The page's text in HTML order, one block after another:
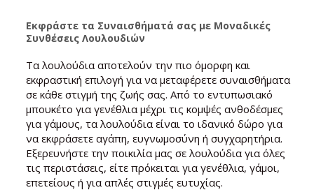
Εκφράστε τα Συναισθήματά σας με Μοναδικές
Συνθέσεις Λουλουδιών
Τα λουλούδια αποτελούν την πιο όμορφη και
εκφραστική επιλογή για να μεταφέρετε συναισθήματα
σε κάθε στιγμή της ζωής σας. Από το εντυπωσιακό
μπουκέτο για γενέθλια μέχρι τις κομψές ανθοδέσμες
για γάμους, τα λουλούδια είναι το ιδανικό δώρο για
να εκφράσετε αγάπη, ευγνωμοσύνη ή συγχαρητήρια.
Εξερευνήστε την ποικιλία μας σε λουλούδια για όλες
τις περιστάσεις, είτε πρόκειται για γενέθλια, γάμοι,
επετείους ή για απλές στιγμές ευτυχίας.